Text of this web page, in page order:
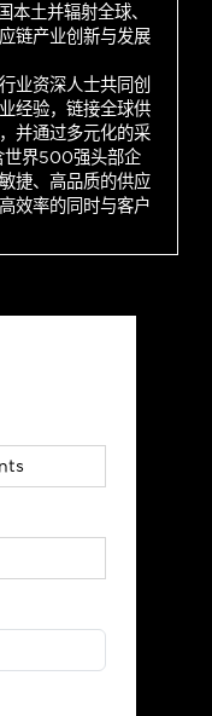
本土并辐射全球、
链产业创新与发展
业资深人士共同创
经验，链接全球供
并通过多元化的采
世界500强头部企
捷、高品质的供应
效率的同时与客户